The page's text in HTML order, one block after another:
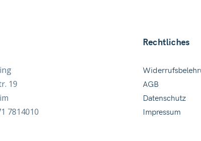
19
7814010
Rechtliches
AGB
Datenschutz
Impressum